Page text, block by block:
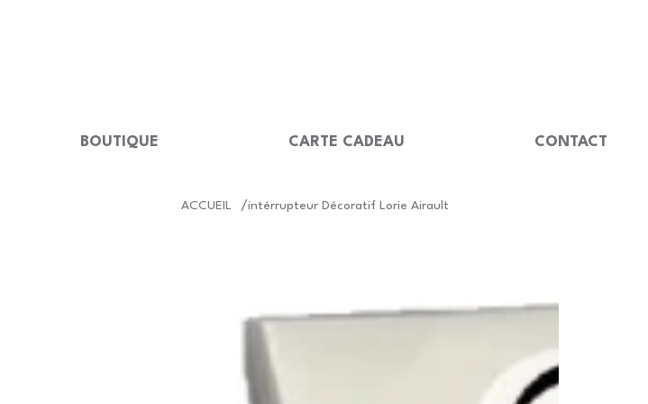
BOUTIQUE CARTE CADEAU CONTACT
ACCUEIL /intérrupteur Décoratif Lorie Airault